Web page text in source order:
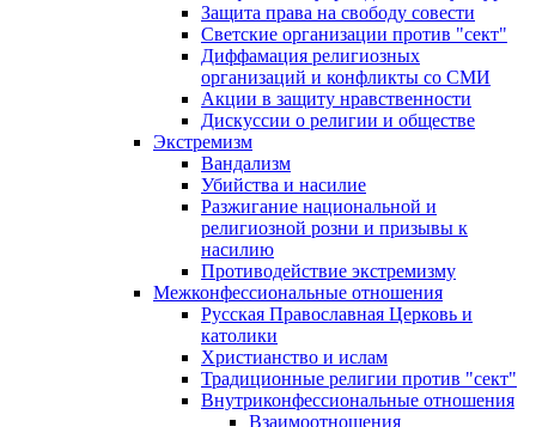
Защита права на свободу совести
Светские организации против "сект"
Диффамация религиозных
организаций и конфликты со СМИ
Акции в защиту нравственности
Дискуссии о религии и обществе
Экстремизм
Вандализм
Убийства и насилие
Разжигание национальной и
религиозной розни и призывы к
насилию
Противодействие экстремизму
Межконфессиональные отношения
Русская Православная Церковь и
католики
Христианство и ислам
Традиционные религии против "сект"
Внутриконфессиональные отношения
Взаимоотношения